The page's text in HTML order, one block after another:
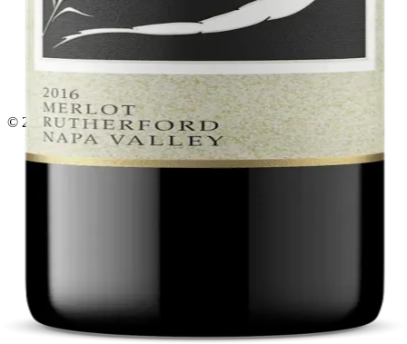
Delivery de licores en Miami
Alcohol a domicilio Miami
Delivery a Brickell
Licorera en Brickell
Delivery Coral Gables
Cervezas a domicilio Miami
© 2026 El Gato Tuerto · Licorera·Bebé responsablemente.